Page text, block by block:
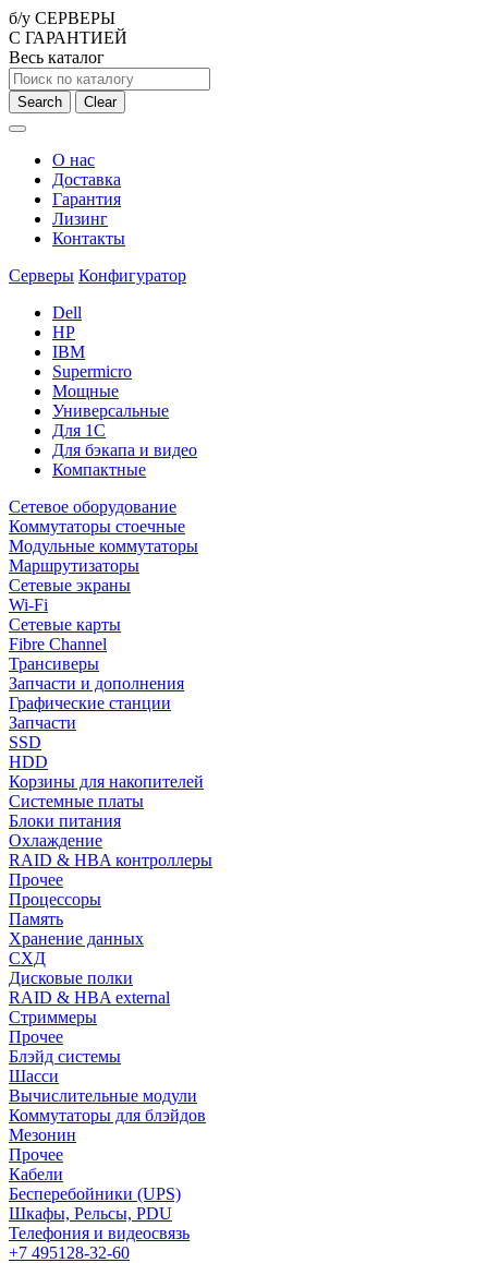
б/у СЕРВЕРЫ
С ГАРАНТИЕЙ
Весь каталог
Search Clear
О нас
Доставка
Гарантия
Лизинг
Контакты
Серверы Конфигуратор
Dell
HP
IBM
Supermicro
Мощные
Универсальные
Для 1С
Для бэкапа и видео
Компактные
Сетевое оборудование
Коммутаторы стоечные
Модульные коммутаторы
Маршрутизаторы
Сетевые экраны
Wi-Fi
Сетевые карты
Fibre Channel
Трансиверы
Запчасти и дополнения
Графические станции
Запчасти
SSD
HDD
Корзины для накопителей
Системные платы
Блоки питания
Охлаждение
RAID & HBA контроллеры
Прочее
Процессоры
Память
Хранение данных
СХД
Дисковые полки
RAID & HBA external
Стриммеры
Прочее
Блэйд системы
Шасси
Вычислительные модули
Коммутаторы для блэйдов
Мезонин
Прочее
Кабели
Бесперебойники (UPS)
Шкафы, Рельсы, PDU
Телефония и видеосвязь
+7 495128-32-60